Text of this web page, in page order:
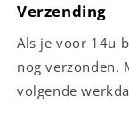
Verzending
Als je voor 14u
nog verzonden.
volgende